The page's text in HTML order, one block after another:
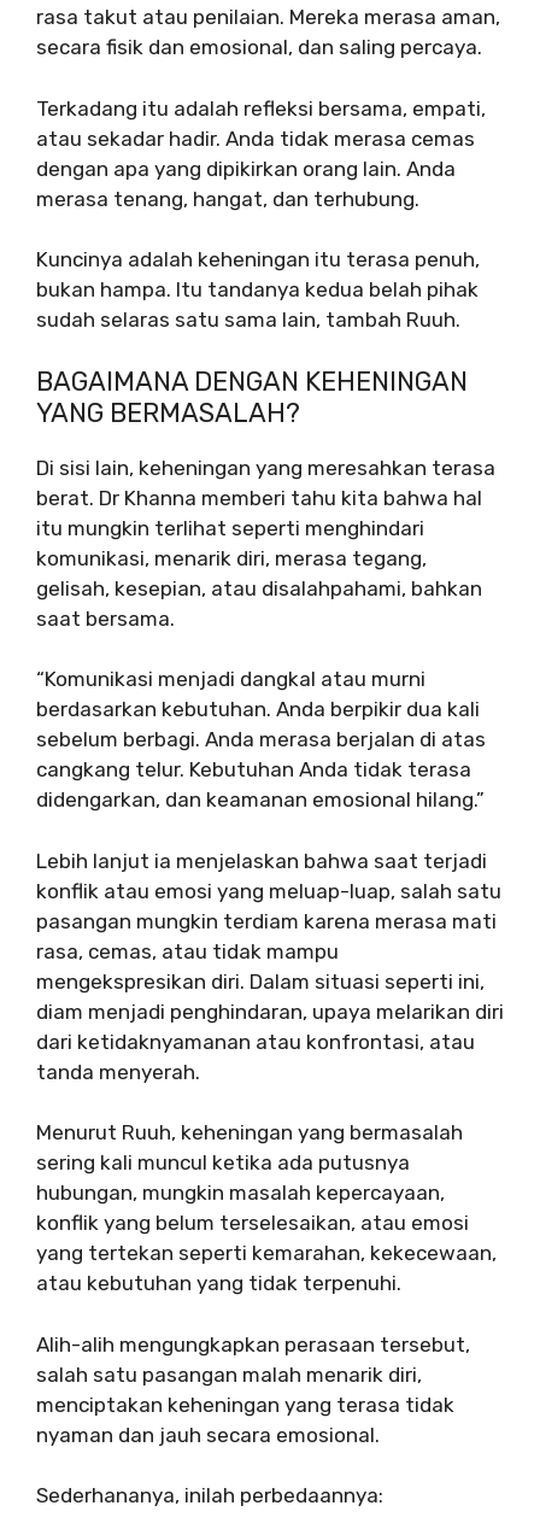
rasa takut atau penilaian. Mereka merasa aman,
secara fisik dan emosional, dan saling percaya.
Terkadang itu adalah refleksi bersama, empati,
atau sekadar hadir. Anda tidak merasa cemas
dengan apa yang dipikirkan orang lain. Anda
merasa tenang, hangat, dan terhubung.
Kuncinya adalah keheningan itu terasa penuh,
bukan hampa. Itu tandanya kedua belah pihak
sudah selaras satu sama lain, tambah Ruuh.
BAGAIMANA DENGAN KEHENINGAN
YANG BERMASALAH?
Di sisi lain, keheningan yang meresahkan terasa
berat. Dr Khanna memberi tahu kita bahwa hal
itu mungkin terlihat seperti menghindari
komunikasi, menarik diri, merasa tegang,
gelisah, kesepian, atau disalahpahami, bahkan
saat bersama.
“Komunikasi menjadi dangkal atau murni
berdasarkan kebutuhan. Anda berpikir dua kali
sebelum berbagi. Anda merasa berjalan di atas
cangkang telur. Kebutuhan Anda tidak terasa
didengarkan, dan keamanan emosional hilang.”
Lebih lanjut ia menjelaskan bahwa saat terjadi
konflik atau emosi yang meluap-luap, salah satu
pasangan mungkin terdiam karena merasa mati
rasa, cemas, atau tidak mampu
mengekspresikan diri. Dalam situasi seperti ini,
diam menjadi penghindaran, upaya melarikan diri
dari ketidaknyamanan atau konfrontasi, atau
tanda menyerah.
Menurut Ruuh, keheningan yang bermasalah
sering kali muncul ketika ada putusnya
hubungan, mungkin masalah kepercayaan,
konflik yang belum terselesaikan, atau emosi
yang tertekan seperti kemarahan, kekecewaan,
atau kebutuhan yang tidak terpenuhi.
Alih-alih mengungkapkan perasaan tersebut,
salah satu pasangan malah menarik diri,
menciptakan keheningan yang terasa tidak
nyaman dan jauh secara emosional.
Sederhananya, inilah perbedaannya: